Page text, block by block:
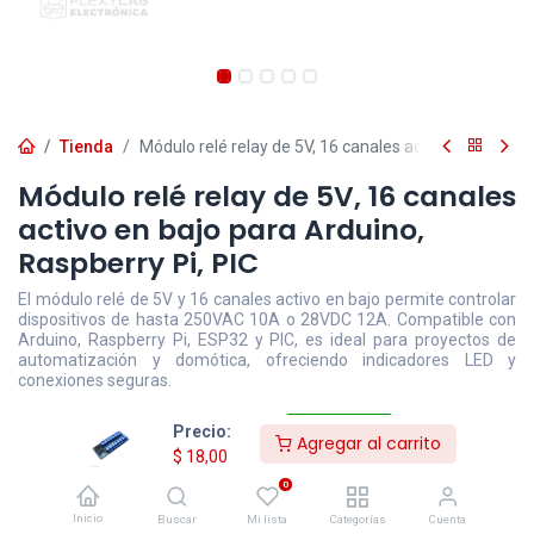
Precio:
$ 18,00
Agregar al carrito
Inicio Buscar
0
Mi lista Categorías Cuenta
Tienda Módulo relé relay de 5V, 16 canales activo en bajo
Módulo relé relay de 5V, 16 canales
activo en bajo para Arduino,
Raspberry Pi, PIC
El módulo relé de 5V y 16 canales activo en bajo permite controlar
dispositivos de hasta 250VAC 10A o 28VDC 12A. Compatible con
Arduino, Raspberry Pi, ESP32 y PIC, es ideal para proyectos de
automatización y domótica, ofreciendo indicadores LED y
conexiones seguras.
18,00$19,00 - 5,3
Disponible Efectivo/Transferencia
Incluye IVA
Precio exclusivo sitio web